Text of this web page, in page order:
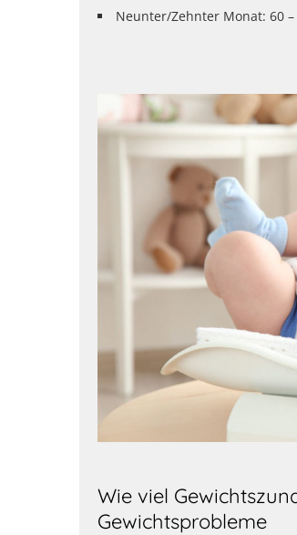
Neunter/Zehnter Monat: 60 –
Wie viel
Gewichtsprobleme